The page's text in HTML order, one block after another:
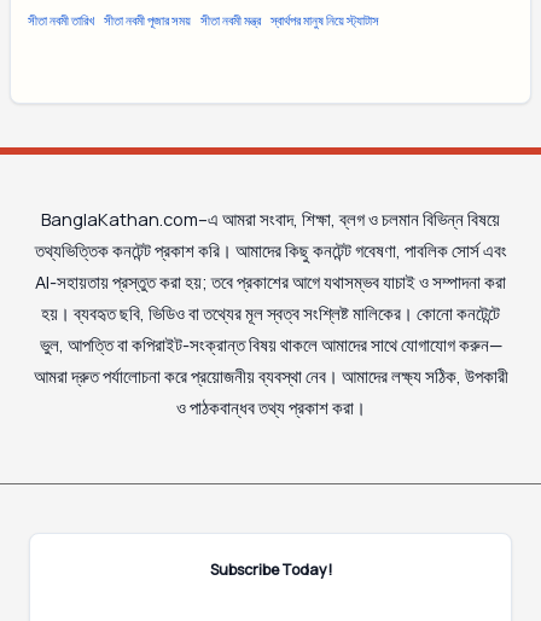
সীতা নবমী তারিখ সীতা নবমী পূজার সময় সীতা নবমী মন্ত্র স্বার্থপর মানুষ নিয়ে স্ট্যাটাস
BanglaKathan.com–এ আমরা সংবাদ, শিক্ষা, ব্লগ ও চলমান বিভিন্ন বিষয়ে
তথ্যভিত্তিক কনটেন্ট প্রকাশ করি। আমাদের কিছু কনটেন্ট গবেষণা, পাবলিক সোর্স এবং
AI-সহায়তায় প্রস্তুত করা হয়; তবে প্রকাশের আগে যথাসম্ভব যাচাই ও সম্পাদনা করা
হয়। ব্যবহৃত ছবি, ভিডিও বা তথ্যের মূল স্বত্ব সংশ্লিষ্ট মালিকের। কোনো কনটেন্টে
ভুল, আপত্তি বা কপিরাইট-সংক্রান্ত বিষয় থাকলে আমাদের সাথে যোগাযোগ করুন—
আমরা দ্রুত পর্যালোচনা করে প্রয়োজনীয় ব্যবস্থা নেব। আমাদের লক্ষ্য সঠিক, উপকারী
ও পাঠকবান্ধব তথ্য প্রকাশ করা।
Subscribe Today!